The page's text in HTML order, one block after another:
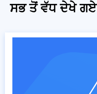
ਸਭ ਤੋਂ ਵੱਧ ਦੇਖੇ ਗਏ